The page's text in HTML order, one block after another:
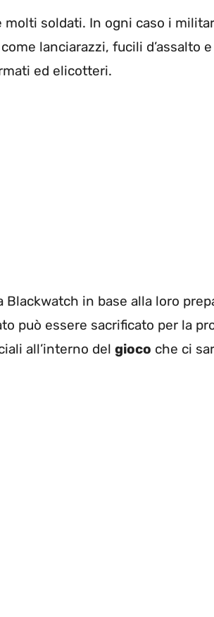
soldati. In ogni caso i
lanciarazzi, fucili d’assalto e
ed elicotteri.
in base alla loro
può essere sacrificato per la
all’interno del gioco che ci